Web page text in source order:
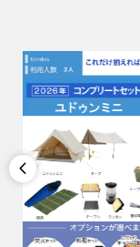
